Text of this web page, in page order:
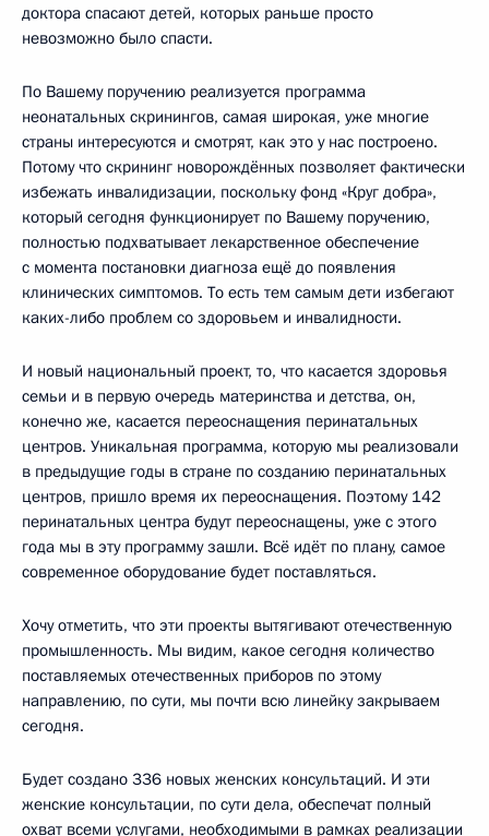
доктора спасают детей, которых раньше просто
невозможно было спасти.
По Вашему поручению реализуется программа
неонатальных скринингов, самая широкая, уже многие
страны интересуются и смотрят, как это у нас построено.
Потому что скрининг новорождённых позволяет фактически
избежать инвалидизации, поскольку фонд «Круг добра»,
который сегодня функционирует по Вашему поручению,
полностью подхватывает лекарственное обеспечение
с момента постановки диагноза ещё до появления
клинических симптомов. То есть тем самым дети избегают
каких-либо проблем со здоровьем и инвалидности.
И новый национальный проект, то, что касается здоровья
семьи и в первую очередь материнства и детства, он,
конечно же, касается переоснащения перинатальных
центров. Уникальная программа, которую мы реализовали
в предыдущие годы в стране по созданию перинатальных
центров, пришло время их переоснащения. Поэтому 142
перинатальных центра будут переоснащены, уже с этого
года мы в эту программу зашли. Всё идёт по плану, самое
современное оборудование будет поставляться.
Хочу отметить, что эти проекты вытягивают отечественную
промышленность. Мы видим, какое сегодня количество
поставляемых отечественных приборов по этому
направлению, по сути, мы почти всю линейку закрываем
сегодня.
Будет создано 336 новых женских консультаций. И эти
женские консультации, по сути дела, обеспечат полный
охват всеми услугами, необходимыми в рамках реализации